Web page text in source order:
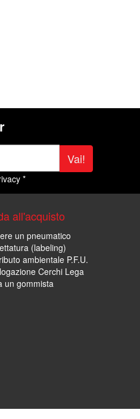
Vai!
*
all'acquisto
un pneumatico
(labeling)
ambientale P.F.U.
Cerchi Lega
un gommista